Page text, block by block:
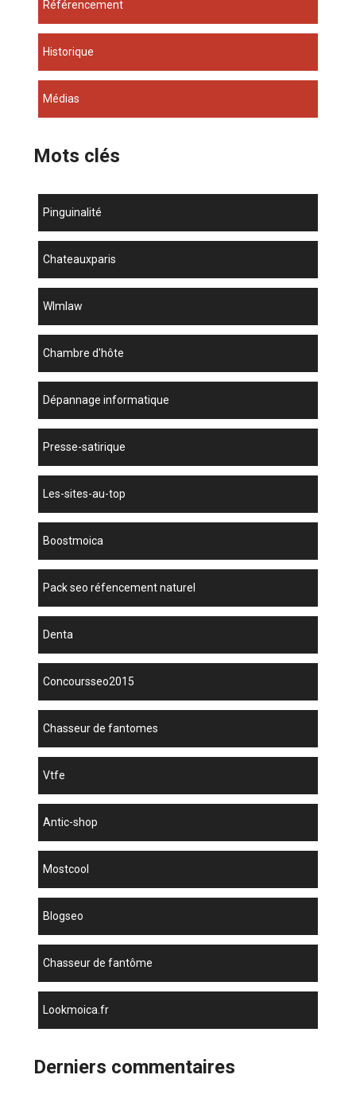
Référencement
Historique
Médias
Mots clés
Pinguinalité
chateauxparis
wlmlaw
chambre d'hôte
dépannage informatique
presse-satirique
les-sites-au-top
boostmoica
pack seo réfencement naturel
denta
concoursseo2015
chasseur de fantomes
vtfe
antic-shop
mostcool
blogseo
chasseur de fantôme
lookmoica.fr
Derniers commentaires